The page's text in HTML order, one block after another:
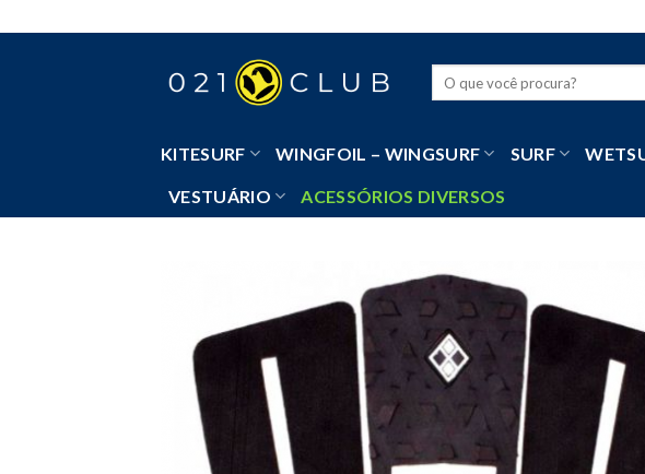
to
KITESURF WINGFOIL – WINGSURF SURF
VESTUÁRIO ACESSÓRIOS DIVERSOS